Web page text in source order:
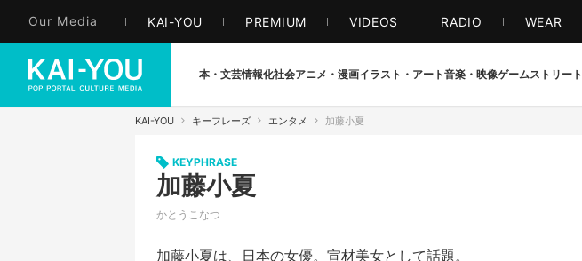
Our Media KAI-YOU PREMIUM VIDEOS RADIO WEAR
本・文芸情報化社会アニメ・漫画イラスト・アート音楽・映像ゲームストリート
KAI-YOU キーフレーズ エンタメ 加藤小夏
KEYPHRASE
加藤小夏
かとうこなつ
加藤小夏は、日本の女優。宣材美女として話題。